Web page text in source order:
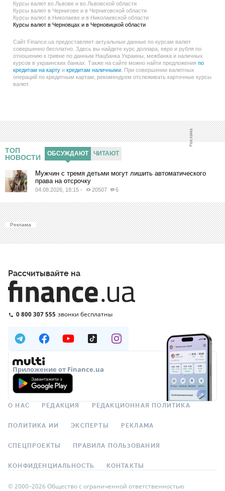
Курсы валют во Львове и во Львовской области
Курсы валют в Чернигове и в Черниговской области
Курсы валют в Николаеве и в Николаевской области
Курсы валют в Черновцах и в Черновицкой области
Сайт Finance.ua предоставляет актуальные данные по курсам валют
совершенно бесплатно. Здесь вы найдете курс доллара, евро и рубля по
отношению к гривне по данным Нацбанка Украины, межбанка и наличных
курсов в украинских банках. Также на сайте можно найти предложения по
кредитам на карту и кредитам наличными . При совершении валютных
операций по кредитным картам, рекомендуем отслеживать карточные курсы
валют.
ТОП
НОВОСТИ
ОБСУЖДАЮТ ЧИТАЮТ
Мужчин с тремя детьми могут лишить автоматического
права на отсрочку
04.08.2026, 18:15 - 20507 6
Реклама
Рассчитывайте на
0 800 307 555 звонки бесплатны
Приложение от Finance.ua
О НАС РЕДАКЦИЯ РЕДАКЦИОННАЯ ПОЛИТИКА
ПОЛИТИКА ИИ ЭКСПЕРТЫ РЕКЛАМА
СПЕЦПРОЕКТЫ ПРАВИЛА ПОЛЬЗОВАНИЯ
КОНФИДЕНЦИАЛЬНОСТЬ КОНТАКТЫ
© 2000–2026 Общество с ограниченной ответственностью